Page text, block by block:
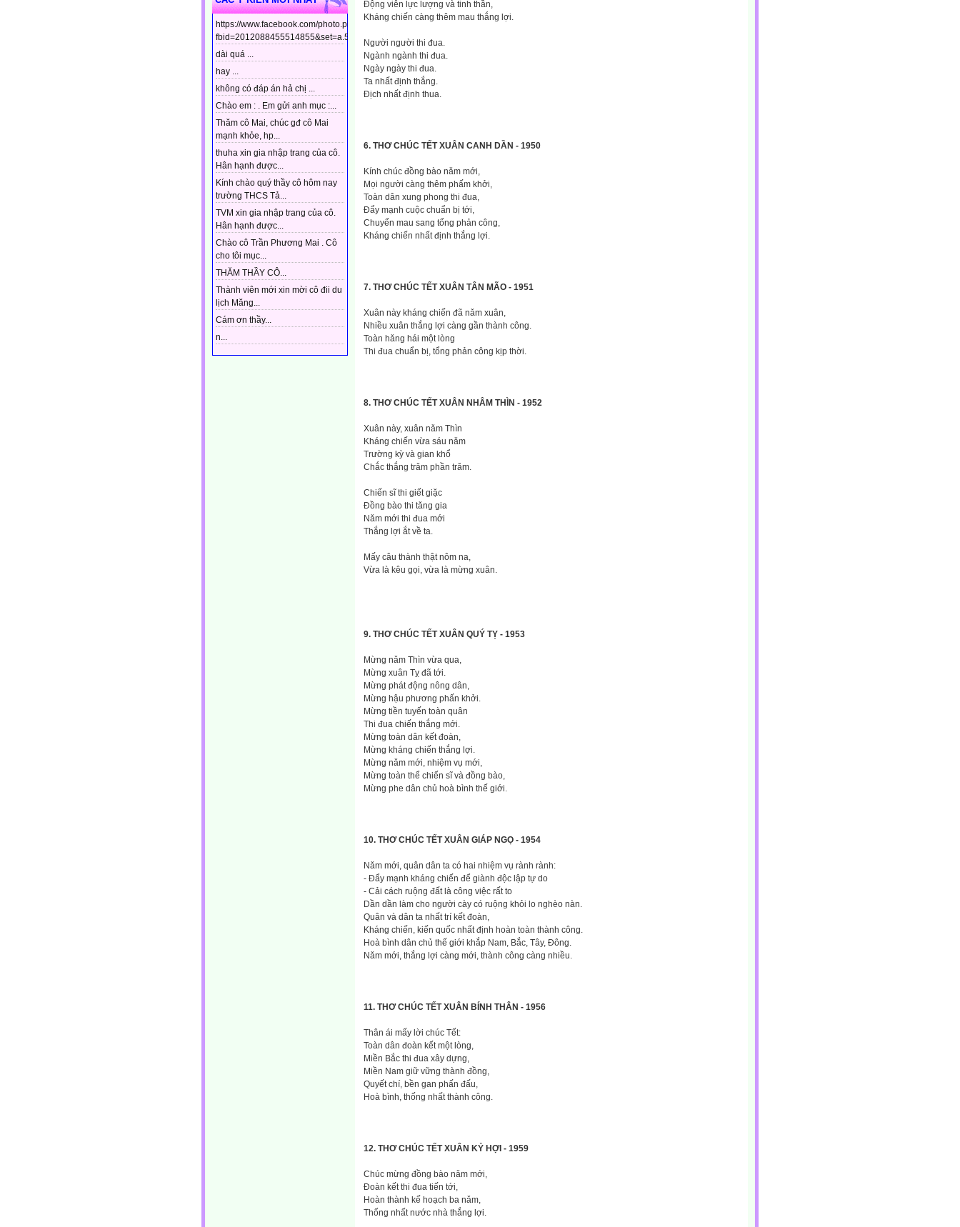
https://www.facebook.com/photo.php?
fbid=2012088455514855&set=a.544799448910437&type=3&theater...
dài quá ...
hay ...
không có đáp án hả chị ...
Chào em : . Em gửi anh mục :...
Thăm cô Mai, chúc gđ cô Mai
mạnh khỏe, hp...
thuha xin gia nhập trang của cô.
Hân hạnh được...
Kính chào quý thầy cô hôm nay
trường THCS Tả...
TVM xin gia nhập trang của cô.
Hân hạnh được...
Chào cô Trần Phương Mai . Cô
cho tôi mục...
THĂM THẦY CÔ...
Thành viên mới xin mời cô đii du
lịch Măng...
Cám ơn thầy...
n...
Động viên lực lượng và tinh thần,
Kháng chiến càng thêm mau thắng lợi.
Người người thi đua.
Ngành ngành thi đua.
Ngày ngày thi đua.
Ta nhất định thắng.
Địch nhất định thua.
6. THƠ CHÚC TẾT XUÂN CANH DẦN - 1950
Kính chúc đồng bào nǎm mới,
Mọi người càng thêm phấm khởi,
Toàn dân xung phong thi đua,
Đẩy mạnh cuộc chuẩn bị tới,
Chuyển mau sang tổng phản công,
Kháng chiến nhất định thắng lợi.
7. THƠ CHÚC TẾT XUÂN TÂN MÃO - 1951
Xuân này kháng chiến đã nǎm xuân,
Nhiều xuân thắng lợi càng gần thành công.
Toàn hǎng hái một lòng
Thi đua chuẩn bị, tổng phản công kịp thời.
8. THƠ CHÚC TẾT XUÂN NHÂM THÌN - 1952
Xuân này, xuân nǎm Thìn
Kháng chiến vừa sáu nǎm
Trường kỳ và gian khổ
Chắc thắng trǎm phần trǎm.
Chiến sĩ thi giết giặc
Đồng bào thi tǎng gia
Nǎm mới thi đua mới
Thắng lợi ắt về ta.
Mấy câu thành thật nôm na,
Vừa là kêu gọi, vừa là mừng xuân.
9. THƠ CHÚC TẾT XUÂN QUÝ TỴ - 1953
Mừng nǎm Thìn vừa qua,
Mừng xuân Tỵ đã tới.
Mừng phát động nông dân,
Mừng hậu phương phấn khởi.
Mừng tiền tuyến toàn quân
Thi đua chiến thắng mới.
Mừng toàn dân kết đoàn,
Mừng kháng chiến thắng lợi.
Mừng nǎm mới, nhiệm vụ mới,
Mừng toàn thể chiến sĩ và đồng bào,
Mừng phe dân chủ hoà bình thế giới.
10. THƠ CHÚC TẾT XUÂN GIÁP NGỌ - 1954
Nǎm mới, quân dân ta có hai nhiệm vụ rành rành:
- Đẩy mạnh kháng chiến để giành độc lập tự do
- Cải cách ruộng đất là công việc rất to
Dần dần làm cho người cày có ruộng khỏi lo nghèo nàn.
Quân và dân ta nhất trí kết đoàn,
Kháng chiến, kiến quốc nhất định hoàn toàn thành công.
Hoà bình dân chủ thế giới khắp Nam, Bắc, Tây, Đông.
Nǎm mới, thắng lợi càng mới, thành công càng nhiều.
11. THƠ CHÚC TẾT XUÂN BÍNH THÂN - 1956
Thân ái mấy lời chúc Tết:
Toàn dân đoàn kết một lòng,
Miền Bắc thi đua xây dựng,
Miền Nam giữ vững thành đồng,
Quyết chí, bền gan phấn đấu,
Hoà bình, thống nhất thành công.
12. THƠ CHÚC TẾT XUÂN KỶ HỢI - 1959
Chúc mừng đồng bào nǎm mới,
Đoàn kết thi đua tiến tới,
Hoàn thành kế hoạch ba nǎm,
Thống nhất nước nhà thắng lợi.